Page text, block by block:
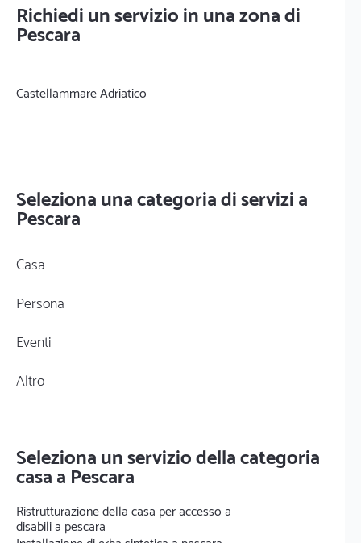
Richiedi un servizio in una zona di
Pescara
Castellammare Adriatico
Seleziona una categoria di servizi a
Pescara
Casa
Persona
Eventi
Altro
Seleziona un servizio della categoria
casa a Pescara
Ristrutturazione della casa per accesso a
disabili a pescara